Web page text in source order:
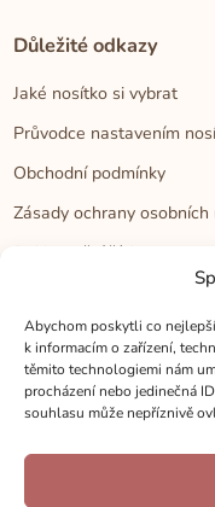
Abychom poskytli co
k informacím o zařízení,
těmito technologiemi nám
procházení nebo jedinečná
souhlasu může nepříznivě
Důležité odkazy
Jaké nosítko si vybrat
Průvodce nastavením
Obchodní podmínky
Zásady ochrany osobních
Reklamační řád
Kontakt
Kontakt
Zákaznická podpora